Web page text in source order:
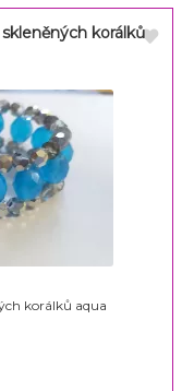
korálků
korálků aqua